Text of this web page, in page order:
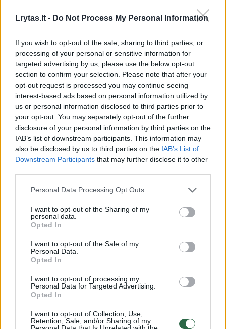
Lrytas.lt - Do Not Process My Personal Information
If you wish to opt-out of the sale, sharing to third parties, or
processing of your personal or sensitive information for
targeted advertising by us, please use the below opt-out
section to confirm your selection. Please note that after your
opt-out request is processed you may continue seeing
interest-based ads based on personal information utilized by
us or personal information disclosed to third parties prior to
your opt-out. You may separately opt-out of the further
disclosure of your personal information by third parties on the
IAB’s list of downstream participants. This information may
also be disclosed by us to third parties on the IAB’s List of
Downstream Participants that may further disclose it to other
Personal Data Processing Opt Outs
I want to opt-out of the Sharing of my
personal data.
Opted In
I want to opt-out of the Sale of my
Personal Data.
Opted In
I want to opt-out of processing my
Personal Data for Targeted Advertising.
Opted In
I want to opt-out of Collection, Use,
Retention, Sale, and/or Sharing of my
Harry ir M. Markle asmeninio
siekia monarchas – netikėta
Dėl
visas
„Gyvenimas geresnis be socialinės
žiniasklaidos“, – „Archwell“ fondo renginyje
sakė Harry’is, pridurdamas jaučiąs
dėkingumą, kad jo vaikai dar per maži
savo vaikus atokiau nuo socialinės
žiniasklaidos“.
„Liūdna tikrovė tokia, kad nesinaudojantys
socialiniais tinklais vaikai paprastai patiria
patyčias mokykloje, nes negali dalyvauti
tame pačiame pokalbyje kaip visi kiti“, –